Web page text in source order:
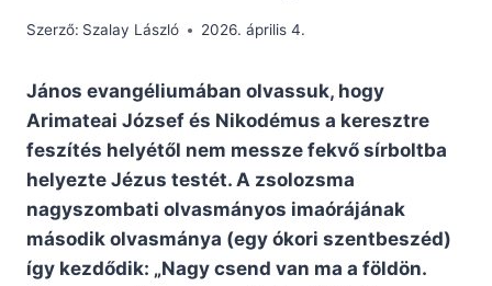
Szerző: Szalay László 2026. április 4.
János evangéliumában olvassuk, hogy
Arimateai József és Nikodémus a keresztre
feszítés helyétől nem messze fekvő sírboltba
helyezte Jézus testét. A zsolozsma
nagyszombati olvasmányos imaórájának
második olvasmánya (egy ókori szentbeszéd)
így kezdődik: „Nagy csend van ma a földön.